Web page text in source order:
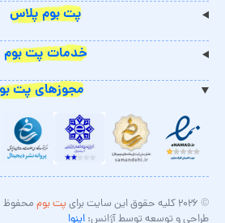
پت بوم پلاس
خدمات پت بوم
مجوزهای پت
© ۲۰۲۶ کلیه حقوق این سایت برای پت بوم محفوظ
طراحی و توسعه توسط آژانس: اینوا